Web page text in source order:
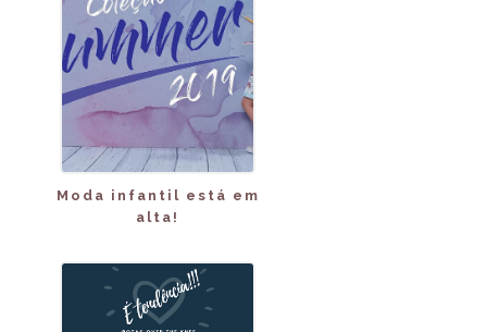
Moda infantil está em
alta!